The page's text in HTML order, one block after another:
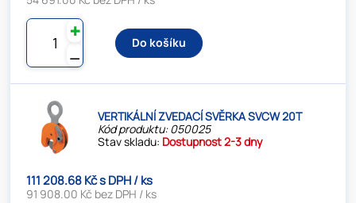
⚊
✚
Do košíku
VERTIKÁLNÍ ZVEDACÍ SVĚRKA SVCW 20T
Kód produktu: 050025
Stav skladu: Dostupnost 2-3 dny
111 208.68 Kč s DPH / ks
91 908.00 Kč bez DPH / ks